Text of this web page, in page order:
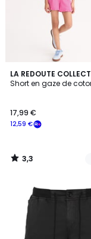
LA REDOUTE
Short en gaze de
12,59 €
17,99 €
3,3
/ 5
2
Couleurs
3,3
/